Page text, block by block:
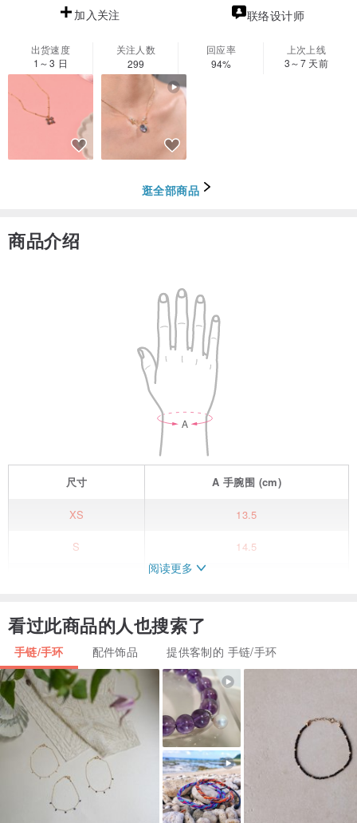
加入关注 联络设计师
出货速度
1～3 日
关注人数
299
回应率
94%
上次上线
3～7 天前
逛全部商品
商品介绍
尺寸 A手腕围 (cm)
XS 13.5
S 14.5
/ 商品规格 /
●天然石：黑色铁胆石
●金属配件：925银镀金
●磁扣：铜镀金电镀保护膜
●石头尺寸：圆珠切面4mm
●配戴尺寸：15.5cm
●内容物：含基本送礼包装、防氧化收纳袋
阅读更多
看过此商品的人也搜索了
手链/手环 配件饰品 提供客制的 手链/手环